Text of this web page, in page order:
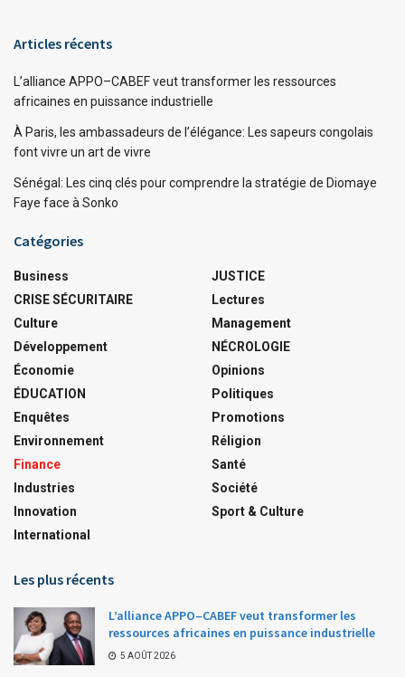
Articles récents
L’alliance APPO–CABEF veut transformer les ressources
africaines en puissance industrielle
À Paris, les ambassadeurs de l’élégance: Les sapeurs congolais
font vivre un art de vivre
Sénégal: Les cinq clés pour comprendre la stratégie de Diomaye
Faye face à Sonko
Catégories
Business
CRISE SÉCURITAIRE
Culture
Développement
Économie
ÉDUCATION
Enquêtes
Environnement
Finance
Industries
Innovation
International
JUSTICE
Lectures
Management
NÉCROLOGIE
Opinions
Politiques
Promotions
Réligion
Santé
Société
Sport & Culture
Les plus récents
L’alliance APPO–CABEF veut transformer les
ressources africaines en puissance industrielle
5 AOÛT 2026